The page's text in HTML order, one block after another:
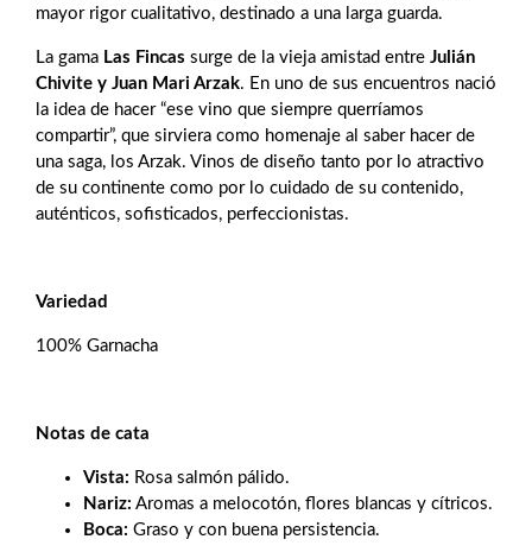
mayor rigor cualitativo, destinado a una larga guarda.
La gama Las Fincas surge de la vieja amistad entre Julián
Chivite y Juan Mari Arzak. En uno de sus encuentros nació
la idea de hacer “ese vino que siempre querríamos
compartir”, que sirviera como homenaje al saber hacer de
una saga, los Arzak. Vinos de diseño tanto por lo atractivo
de su continente como por lo cuidado de su contenido,
auténticos, sofisticados, perfeccionistas.
Variedad
100% Garnacha
Notas de cata
Vista: Rosa salmón pálido.
Nariz: Aromas a melocotón, flores blancas y cítricos.
Boca: Graso y con buena persistencia.